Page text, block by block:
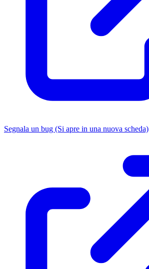
Segnala un bug (Si apre in una nuova scheda)